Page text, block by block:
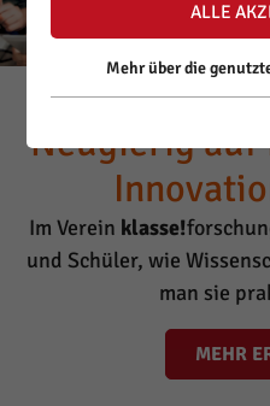
Neugierig auf
Im Verein klasse!
und Schüler, wie
man sie
MEHR
ALLE
Mehr über die